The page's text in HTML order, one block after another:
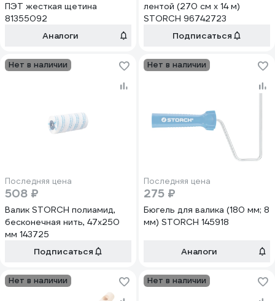
ПЭТ жесткая щетина
81355092
Аналоги
лентой (270 см х 14 м)
STORCH 96742723
Подписаться
Нет в наличии
Последняя цена
508 ₽
Валик STORCH полиамид,
бесконечная нить, 47х250
мм 143725
Подписаться
Нет в наличии
Последняя цена
275 ₽
Бюгель для валика (180 мм; 8
мм) STORCH 145918
Аналоги
Нет в наличии Нет в наличии